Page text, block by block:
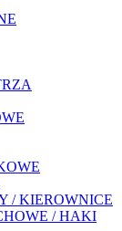
/ KIEROWNICE
/ HAKI